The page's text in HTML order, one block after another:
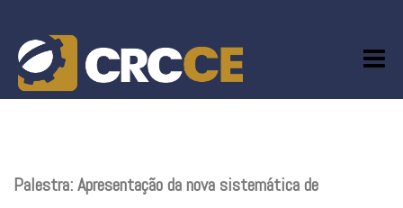
content
Palestra: Apresentação da nova sistemática de